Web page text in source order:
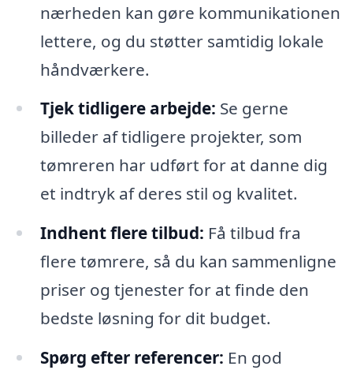
nærheden kan gøre kommunikationen
lettere, og du støtter samtidig lokale
håndværkere.
Tjek tidligere arbejde: Se gerne
billeder af tidligere projekter, som
tømreren har udført for at danne dig
et indtryk af deres stil og kvalitet.
Indhent flere tilbud: Få tilbud fra
flere tømrere, så du kan sammenligne
priser og tjenester for at finde den
bedste løsning for dit budget.
Spørg efter referencer: En god